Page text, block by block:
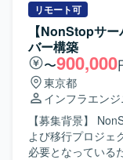
捗管理などのマネ
内SEチームのメ
きます。 【求める人物像】 インフラ全般に幅広く携わるこ
とに意欲があり、
計・構築まで主体
す。 ベンダーや業
行い、状況に応じ
します。 社内関
用と継続的な改
ります。 【ポジションの魅力】 サーバ、ネットワーク、仮
全般をご対応い
のディレクトリ
ル復旧・移行など
布業務などのCAサ
具合対応などのプ
す。 PCキッティ
知への対応、セキ
却・廃棄・在庫
ます。各種利用ソ
対応、ヘルプデス
リモート可
【NonStopサ
バー構築
〜900,000
東京都
インフラエン
【募集背景】
よび移行プロジェ
必要となっているための